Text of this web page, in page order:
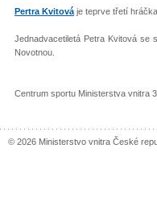
Pertra Kvitová je teprve třetí
Jednadvacetiletá Petra Kvitová se
Novotnou.
Centrum sportu Ministerstva vnitra
© 2026 Ministerstvo vnitra České